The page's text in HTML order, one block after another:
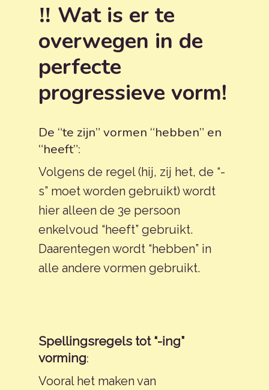
‼️ Wat is er te
overwegen in de
perfecte
progressieve vorm!
De “te zijn” vormen “hebben” en
“heeft”:
Volgens de regel (hij, zij het, de “-
s” moet worden gebruikt) wordt
hier alleen de 3e persoon
enkelvoud “heeft” gebruikt.
Daarentegen wordt “hebben” in
alle andere vormen gebruikt.
Spellingsregels tot “-ing”
vorming:
Vooral het maken van
Tips &
School